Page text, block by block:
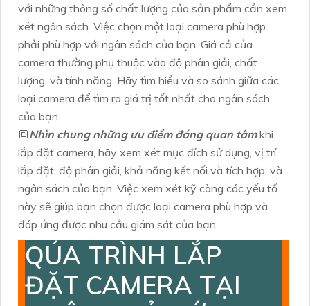
với những thông số chất lượng của sản phẩm cần xem
xét ngân sách. Việc chọn một loại camera phù hợp
phải phù hợp với ngân sách của bạn. Giá cả của
camera thường phụ thuộc vào độ phân giải, chất
lượng, và tính năng. Hãy tìm hiểu và so sánh giữa các
loại camera để tìm ra giá trị tốt nhất cho ngân sách
của bạn.
🔳Nhìn chung những ưu điểm đáng quan tâmkhi
lắp đặt camera, hãy xem xét mục đích sử dụng, vị trí
lắp đặt, độ phân giải, khả năng kết nối và tích hợp, và
ngân sách của bạn. Việc xem xét kỹ càng các yếu tố
này sẽ giúp bạn chọn được loại camera phù hợp và
đáp ứng được nhu cầu giám sát của bạn.
QÚA TRÌNH LẮP
ĐẶT CAMERA TẠI